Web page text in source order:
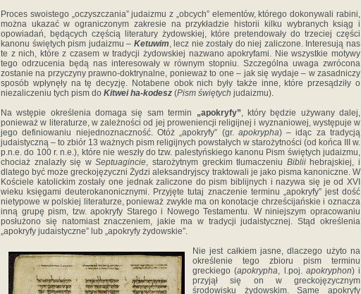
Proces swoistego „oczyszczania” judaizmu z „obcych” elementów, którego dokonywali rabini,
można ukazać w ograniczonym zakresie na przykładzie historii kilku wybranych ksiąg i
opowiadań, będących częścią literatury żydowskiej, które pretendowały do trzeciej części
kanonu świętych pism judaizmu – Ketuwim, lecz nie zostały do niej zaliczone. Interesują nas
te z nich, które z czasem w tradycji żydowskiej nazwano apokryfami. Nie wszystkie motywy
tego odrzucenia będą nas interesowały w równym stopniu. Szczególna uwaga zwrócona
zostanie na przyczyny prawno-doktrynalne, ponieważ to one – jak się wydaje – w zasadniczy
sposób wpłynęły na tę decyzję. Notabene obok nich były także inne, które przesądziły o
niezaliczeniu tych pism do Kitwei ha-kodesz (Pism świętych judaizmu).
Na wstępie określenia domaga się sam termin
„apokryfy”, który będzie używany dalej,
ponieważ w literaturze, w zależności od jej proweniencji religijnej i wyznaniowej, występuje w
jego definiowaniu niejednoznaczność. Otóż „apokryfy” (gr. apokrypha) – idąc za tradycją
judaistyczną – to zbiór 13 ważnych pism religijnych powstałych w starożytności (od końca III w.
p.n.e. do 100 r. n.e.), które nie weszły do tzw. palestyńskiego kanonu Pism świętych judaizmu,
chociaż znalazły się wSeptuagincie, starożytnym greckim tłumaczeniu Bibliihebrajskiej, i
dlatego być może greckojęzyczni Żydzi aleksandryjscy traktowali je jako pisma kanoniczne. W
Kościele katolickim zostały one jednak zaliczone do pism biblijnych i nazywa się je od XVI
wieku księgami deuterokanonicznymi. Przyjęte tutaj znaczenie terminu „apokryfy” jest dość
nietypowe w polskiej literaturze, ponieważ zwykle ma on konotacje chrześcijańskie i oznacza
inną grupę pism, tzw. apokryfy Starego i Nowego Testamentu. W niniejszym opracowaniu
posłużono się natomiast znaczeniem, jakie ma w tradycji judaistycznej. Stąd określenia
„apokryfy judaistyczne” lub „apokryfy żydowskie”.
Nie jest całkiem jasne, dlaczego użyto na
określenie tego zbioru pism terminu
greckiego (apokrypha, l.poj. apokryphon) i
przyjął się on w greckojęzycznym
środowisku żydowskim. Same apokryfy